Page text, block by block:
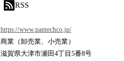
RSS
https://www.pantechco.jp/
商業（卸売業、小売業）
滋賀県大津市瀬田4丁目5番8号